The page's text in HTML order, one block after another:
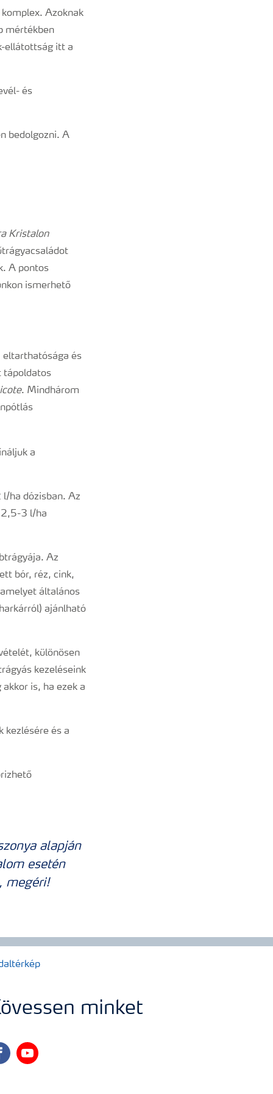
Azoknak
mértékben
ellátottság itt a
és
bedolgozni. A
Kristalon
A pontos
ismerhető
eltarthatósága és
tápoldatos
. Mindhárom
a
ha dózisban. Az
2,5-3 l/ha
Az
bór, réz, cink,
általános
ajánlható
különösen
kezeléseink
is, ha ezek a
kezlésére és a
alapján
esetén
megéri!
minket
youtube